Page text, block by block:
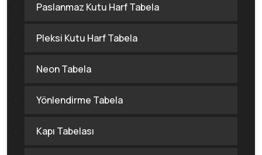
Paslanmaz Kutu Harf Tabela
Pleksi Kutu Harf Tabela
Neon Tabela
Yönlendirme Tabela
Kapı Tabelası